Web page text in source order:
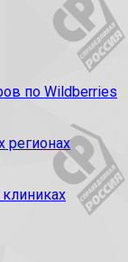
по Wildberries
регионах